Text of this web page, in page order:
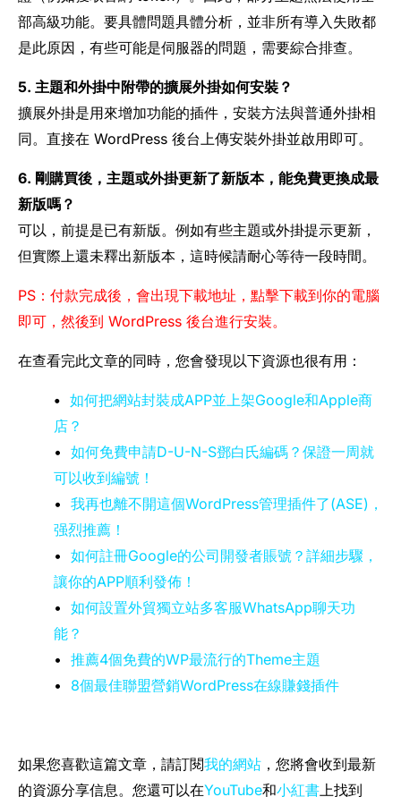
部高級功能。要具體問題具體分析，並非所有導入失敗都
是此原因，有些可能是伺服器的問題，需要綜合排查。
5. 主題和外掛中附帶的擴展外掛如何安裝？
擴展外掛是用來增加功能的插件，安裝方法與普通外掛相
同。直接在 WordPress 後台上傳安裝外掛並啟用即可。
6. 剛購買後，主題或外掛更新了新版本，能免費更換成最
新版嗎？
可以，前提是已有新版。例如有些主題或外掛提示更新，
但實際上還未釋出新版本，這時候請耐心等待一段時間。
PS：付款完成後，會出現下載地址，點擊下載到你的電腦
即可，然後到 WordPress 後台進行安裝。
在查看完此文章的同時，您會發現以下資源也很有用：
• 如何把網站封裝成APP並上架Google和Apple商
店？
• 如何免費申請D-U-N-S鄧白氏編碼？保證一周就
可以收到編號！
• 我再也離不開這個WordPress管理插件了(ASE)，
强烈推薦！
• 如何註冊Google的公司開發者賬號？詳細步驟，
讓你的APP順利發佈！
• 如何設置外貿獨立站多客服WhatsApp聊天功
能？
• 推薦4個免費的WP最流行的Theme主題
•
8個最佳聯盟營銷WordPress在線賺錢插件
如果您喜歡這篇文章，請訂閱我的網站 ，您將會收到最新
的資源分享信息。您還可以在YouTube和小紅書 上找到